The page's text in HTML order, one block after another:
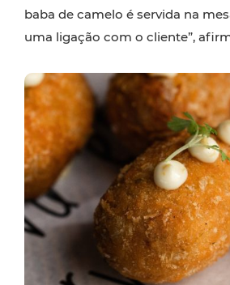
baba de camelo é servida na
uma ligação com o cliente”,